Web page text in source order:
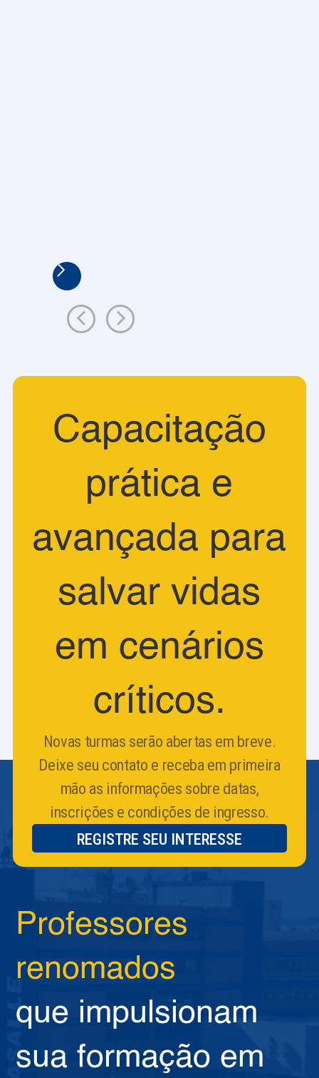
Capacitação
prática e
avançada para
salvar vidas
em cenários
críticos.
Novas turmas serão abertas em breve.
Deixe seu contato e receba em primeira
mão as informações sobre datas,
inscrições e condições de ingresso.
REGISTRE SEU INTERESSE
Professores
renomados
que impulsionam
sua formação em